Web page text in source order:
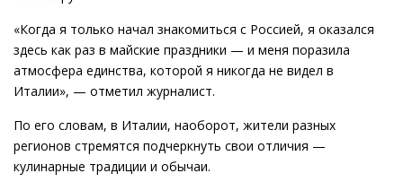
«Когда я только начал знакомиться с Россией, я оказался
здесь как раз в майские праздники — и меня поразила
атмосфера единства, которой я никогда не видел в
Италии», — отметил журналист.
По его словам, в Италии, наоборот, жители разных
регионов стремятся подчеркнуть свои отличия —
кулинарные традиции и обычаи.